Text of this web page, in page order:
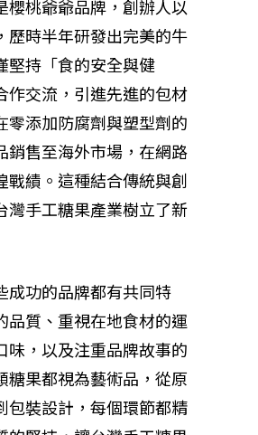
櫻桃爺爺品牌，創辦人以
歷時半年研發出完美的牛
堅持「食的安全與健
作交流，引進先進的包材
零添加防腐劑與塑型劑的
銷售至海外市場，在網路
戰績。這種結合傳統與創
灣手工糖果產業樹立了新
成功的品牌都有共同特
品質、重視在地食材的運
味，以及注重品牌故事的
糖果都視為藝術品，從原
包裝設計，每個環節都精